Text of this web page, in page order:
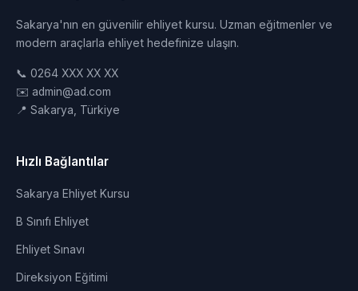
Sakarya'nın en güvenilir ehliyet kursu. Uzman eğitmenler ve
modern araçlarla ehliyet hedefinize ulaşın.
📞 0264 XXX XX XX
✉️ admin@ad.com
📍 Sakarya, Türkiye
Hızlı Bağlantılar
Sakarya Ehliyet Kursu
B Sınıfı Ehliyet
Ehliyet Sınavı
Direksiyon Eğitimi